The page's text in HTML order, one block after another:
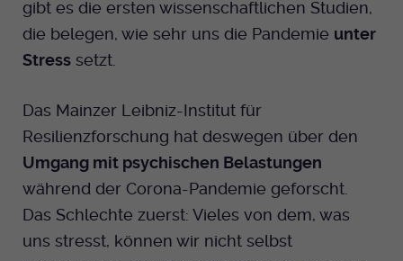
gibt es die ersten wissenschaftlichen Studien,
die belegen, wie sehr uns die Pandemie unter
Stress setzt.
Das Mainzer Leibniz-Institut für
Resilienzforschung hat deswegen über den
Umgang mit psychischen Belastungen
während der Corona-Pandemie geforscht.
Das Schlechte zuerst: Vieles von dem, was
uns stresst, können wir nicht selbst